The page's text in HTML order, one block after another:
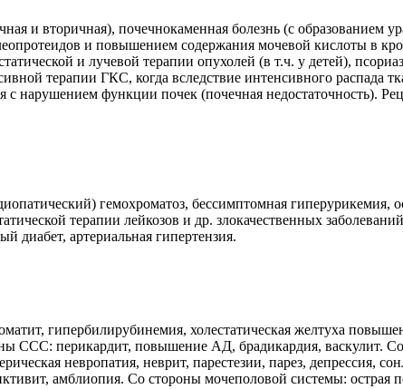
и вторичная), почечнокаменная болезнь (с образованием
и повышением содержания мочевой кислоты в
и лучевой терапии опухолей (в т.ч. у детей),
терапии ГКС, когда вследствие интенсивного распада
нарушением функции почек (почечная недостаточность).
гемохроматоз, бессимптомная гиперурикемия,
терапии лейкозов и др. злокачественных
диабет, артериальная гипертензия.
гипербилирубинемия, холестатическая желтуха
ССС: перикардит, повышение АД, брадикардия, васкулит.
невропатия, неврит, парестезии, парез, депрессия,
амблиопия. Со стороны мочеполовой системы: острая